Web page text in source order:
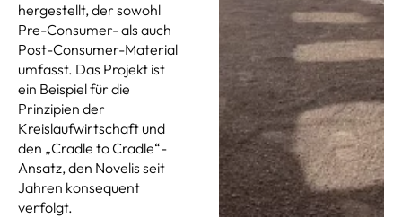
hergestellt, der sowohl
Pre-Consumer- als auch
Post-Consumer-Material
umfasst. Das Projekt ist
ein Beispiel für die
Prinzipien der
Kreislaufwirtschaft und
den „Cradle to Cradle“-
Ansatz, den Novelis seit
Jahren konsequent
verfolgt.